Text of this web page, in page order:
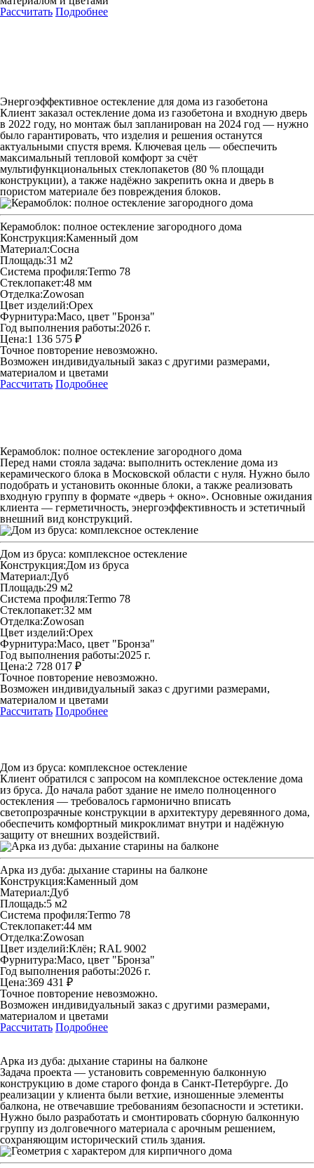
Рассчитать Подробнее
Энергоэффективное остекление для дома из газобетона
Клиент заказал остекление дома из газобетона и входную дверь
в 2022 году, но монтаж был запланирован на 2024 год — нужно
было гарантировать, что изделия и решения останутся
актуальными спустя время. Ключевая цель — обеспечить
максимальный тепловой комфорт за счёт
мультифункциональных стеклопакетов (80 % площади
конструкции), а также надёжно закрепить окна и дверь в
пористом материале без повреждения блоков.
Керамоблок: полное остекление загородного дома
Конструкция:Каменный дом
Материал:Сосна
Площадь:31 м2
Система профиля:Termo 78
Стеклопакет:48 мм
Отделка:Zowosan
Цвет изделий:Орех
Фурнитура:Maco, цвет "Бронза"
Год выполнения работы:2026 г.
Цена:1 136 575 ₽
Точное повторение невозможно.
Возможен индивидуальный заказ с другими размерами,
материалом и цветами
Рассчитать Подробнее
Керамоблок: полное остекление загородного дома
Перед нами стояла задача: выполнить остекление дома из
керамического блока в Московской области с нуля. Нужно было
подобрать и установить оконные блоки, а также реализовать
входную группу в формате «дверь + окно». Основные ожидания
клиента — герметичность, энергоэффективность и эстетичный
внешний вид конструкций.
Дом из бруса: комплексное остекление
Конструкция:Дом из бруса
Материал:Дуб
Площадь:29 м2
Система профиля:Termo 78
Стеклопакет:32 мм
Отделка:Zowosan
Цвет изделий:Орех
Фурнитура:Maco, цвет "Бронза"
Год выполнения работы:2025 г.
Цена:2 728 017 ₽
Точное повторение невозможно.
Возможен индивидуальный заказ с другими размерами,
материалом и цветами
Рассчитать Подробнее
Дом из бруса: комплексное остекление
Клиент обратился с запросом на комплексное остекление дома
из бруса. До начала работ здание не имело полноценного
остекления — требовалось гармонично вписать
светопрозрачные конструкции в архитектуру деревянного дома,
обеспечить комфортный микроклимат внутри и надёжную
защиту от внешних воздействий.
Арка из дуба: дыхание старины на балконе
Конструкция:Каменный дом
Материал:Дуб
Площадь:5 м2
Система профиля:Termo 78
Стеклопакет:44 мм
Отделка:Zowosan
Цвет изделий:Клён; RAL 9002
Фурнитура:Maco, цвет "Бронза"
Год выполнения работы:2026 г.
Цена:369 431 ₽
Точное повторение невозможно.
Возможен индивидуальный заказ с другими размерами,
материалом и цветами
Рассчитать Подробнее
Арка из дуба: дыхание старины на балконе
Задача проекта — установить современную балконную
конструкцию в доме старого фонда в Санкт‑Петербурге. До
реализации у клиента были ветхие, изношенные элементы
балкона, не отвечавшие требованиям безопасности и эстетики.
Нужно было разработать и смонтировать сборную балконную
группу из долговечного материала с арочным решением,
сохраняющим исторический стиль здания.